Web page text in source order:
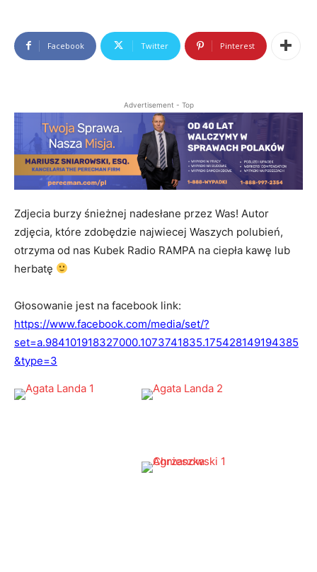
Facebook Twitter Pinterest
Advertisement - Top
Zdjecia burzy śnieżnej nadesłane przez Was! Autor
zdjęcia, które zdobędzie najwiecej Waszych polubień,
otrzyma od nas Kubek Radio RAMPA na ciepła kawę lub
herbatę
Głosowanie jest na facebook link:
https://www.facebook.com/media/set/?
set=a.984101918327000.1073741835.175428149194385
&type=3